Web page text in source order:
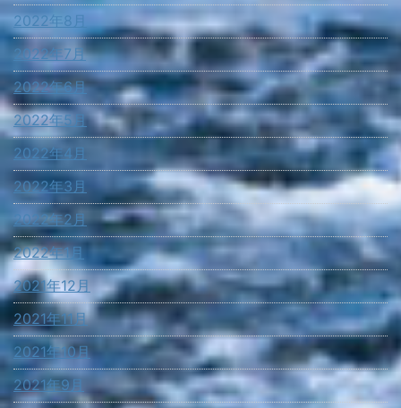
2022年8月
2022年7月
2022年6月
2022年5月
2022年4月
2022年3月
2022年2月
2022年1月
2021年12月
2021年11月
2021年10月
2021年9月